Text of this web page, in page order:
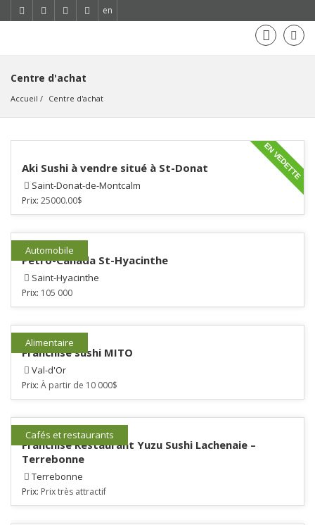
en
Centre d'achat
Accueil Centre d'achat
EN VEDETTE
Aki Sushi à vendre situé à St-Donat
Saint-Donat-de-Montcalm
Prix: 25000.00$
Automobile
Petro-Canada St-Hyacinthe
Saint-Hyacinthe
Prix: 105 000
Alimentaire
Franchise sushi MITO
Val-d'Or
Prix: À partir de 10 000$
Cafés et restaurants
Franchise Restaurant Yuzu Sushi Lachenaie –
Terrebonne
Terrebonne
Prix: Prix très attractif